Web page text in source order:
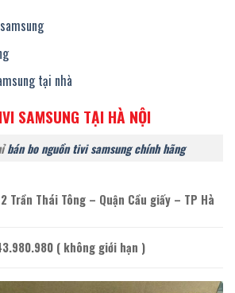
tại nhà
SAMSUNG TẠI HÀ NỘI
bán bo nguồn tivi samsung chính hãng
Trần Thái Tông – Quận Cầu giấy – TP Hà
( không giới hạn )